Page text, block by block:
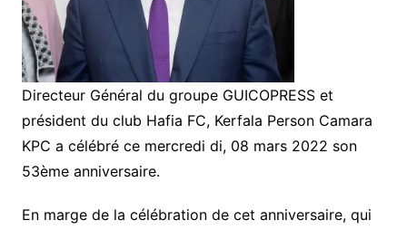
Directeur Général du groupe GUICOPRESS et
président du club Hafia FC, Kerfala Person Camara
KPC a célébré ce mercredi di, 08 mars 2022 son
53ème anniversaire.
En marge de la célébration de cet anniversaire, qui